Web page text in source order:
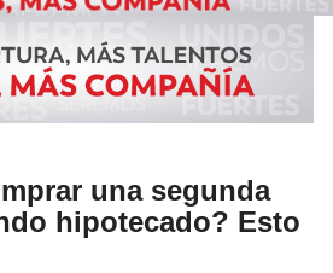
una segunda
hipotecado? Esto